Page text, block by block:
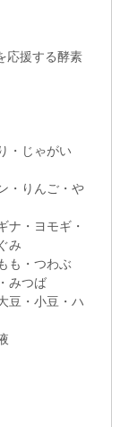
応援する酵素
・じゃがい
・りんご・や
ナ・ヨモギ・
み
も・つわぶ
みつば
豆・小豆・ハ